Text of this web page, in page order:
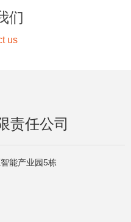
能产业园5栋
责任公司
们
us